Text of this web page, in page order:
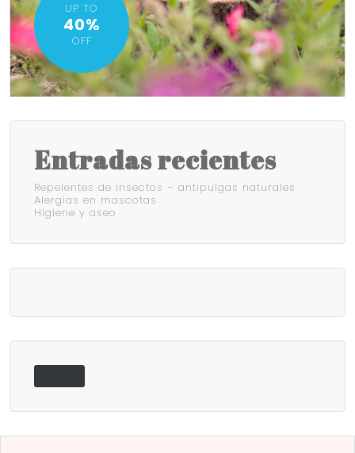
UP TO
40%
OFF
Entradas recientes
Repelentes de insectos – antipulgas naturales
Alergias en mascotas
Higiene y aseo